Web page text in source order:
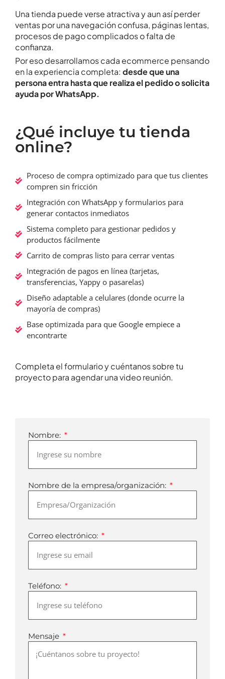
Una tienda puede verse atractiva y aun así perder
ventas por una navegación confusa, páginas lentas,
procesos de pago complicados o falta de
confianza.
Por eso desarrollamos cada ecommerce pensando
en la experiencia completa: desde que una
persona entra hasta que realiza el pedido o solicita
ayuda por WhatsApp.
¿Qué incluye tu tienda
online?
Proceso de compra optimizado para que tus clientes
compren sin fricción
Integración con WhatsApp y formularios para
generar contactos inmediatos
Sistema completo para gestionar pedidos y
productos fácilmente
Carrito de compras listo para cerrar ventas
Integración de pagos en línea (tarjetas,
transferencias, Yappy o pasarelas)
Diseño adaptable a celulares (donde ocurre la
mayoría de compras)
Base optimizada para que Google empiece a
encontrarte
Completa el formulario y cuéntanos sobre tu
proyecto para agendar una video reunión.
Nombre:
Nombre de la empresa/organización:
Correo electrónico:
Teléfono:
Mensaje